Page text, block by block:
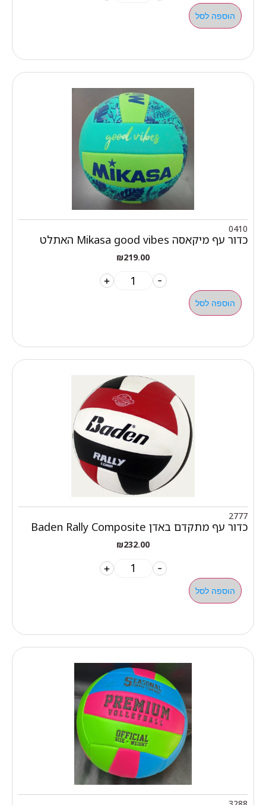
הוספה לסל
0410
כדור עף מיקאסה Mikasa good vibes האתלט
₪219.00
-
+
הוספה לסל
2777
כדור עף מתקדם באדן Baden Rally Composite
₪232.00
-
+
הוספה לסל